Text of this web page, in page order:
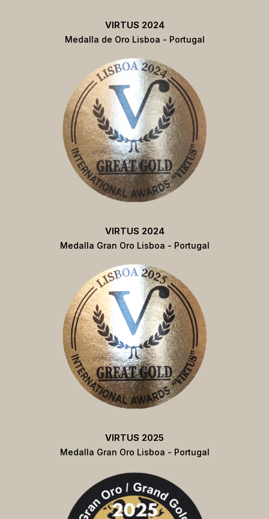
VIRTUS 2024
Medalla de Oro Lisboa - Portugal
VIRTUS 2024
Medalla Gran Oro Lisboa - Portugal
VIRTUS 2025
Medalla Gran Oro Lisboa - Portugal